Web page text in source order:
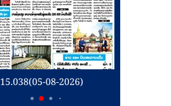
15.038(05-08-2026)